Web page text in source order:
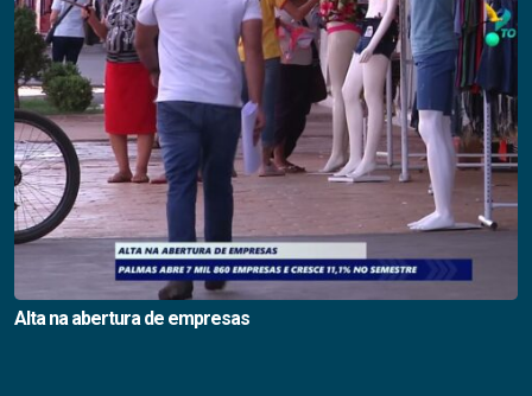
Alta na abertura de empresas